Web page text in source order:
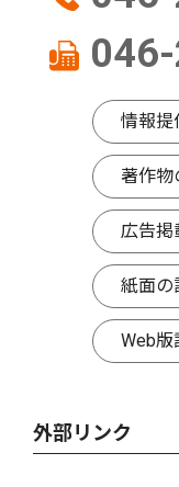
情報提
著作物
広告掲
紙面の
Web版
外部リンク